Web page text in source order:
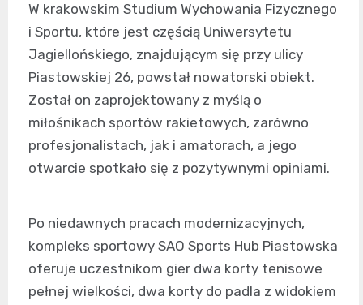
W krakowskim Studium Wychowania Fizycznego
i Sportu, które jest częścią Uniwersytetu
Jagiellońskiego, znajdującym się przy ulicy
Piastowskiej 26, powstał nowatorski obiekt.
Został on zaprojektowany z myślą o
miłośnikach sportów rakietowych, zarówno
profesjonalistach, jak i amatorach, a jego
otwarcie spotkało się z pozytywnymi opiniami.
Po niedawnych pracach modernizacyjnych,
kompleks sportowy SAO Sports Hub Piastowska
oferuje uczestnikom gier dwa korty tenisowe
pełnej wielkości, dwa korty do padla z widokiem